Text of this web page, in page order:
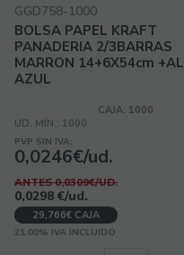
GGD758-1000
BOLSA PAPEL KRAFT
PANADERIA 2/3BARRAS
MARRON 14+6X54cm +AL
AZUL
CAJA: 1000
UD. MÍN.: 1000
PVP SIN IVA:
0,0246€/ud.
ANTES 0,0309€/UD.
0,0298 €/ud.
29,766€ CAJA
21.00% IVA INCLUIDO